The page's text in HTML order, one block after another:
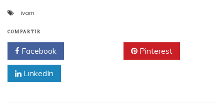
ivam
COMPARTIR
Facebook Pinterest
LinkedIn